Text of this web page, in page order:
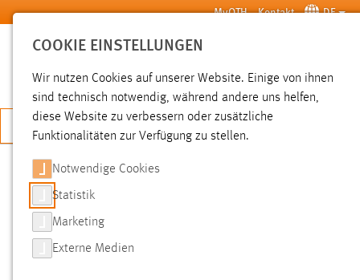
Zum Hauptinhalt springen MyOTH Kontakt DE
SUCHE
JETZT BEWERBEN
SUCHE
FILTER
COOKIE EINSTELLUNGEN
Wir nutzen Cookies auf unserer Website. Einige von ihnen
sind technisch notwendig, während andere uns helfen,
diese Website zu verbessern oder zusätzliche
Funktionalitäten zur Verfügung zu stellen.
Notwendige Cookies
Statistik
Marketing
Externe Medien